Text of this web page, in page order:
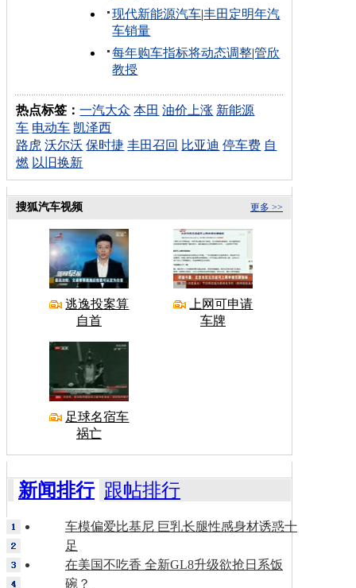
现代新能源汽车|丰田定明年汽
车销量
每年购车指标将动态调整|管欣
教授
热点标签：一汽大众 本田 油价上涨 新能源
车 电动车 凯泽西
路虎 沃尔沃 保时捷 丰田召回 比亚迪 停车费 自
燃 以旧换新
更多 >>
搜狐汽车视频
逃逸投案算
自首
上网可申请
车牌
足球名宿车
祸亡
新闻排行 跟帖排行
车模偏爱比基尼 巨乳长腿性感身材诱惑十
足
在美国不吃香 全新GL8升级欲抢日系饭
碗？